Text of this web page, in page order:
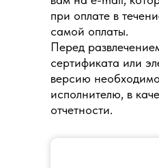
при оплате в
самой оплаты.
Перед
сертификата или
версию
исполнителю, в
отчетности.